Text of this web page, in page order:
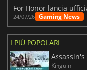
24/07/26 Gaming News
I PIÙ POPOLARI
Assassin's
Kinguin